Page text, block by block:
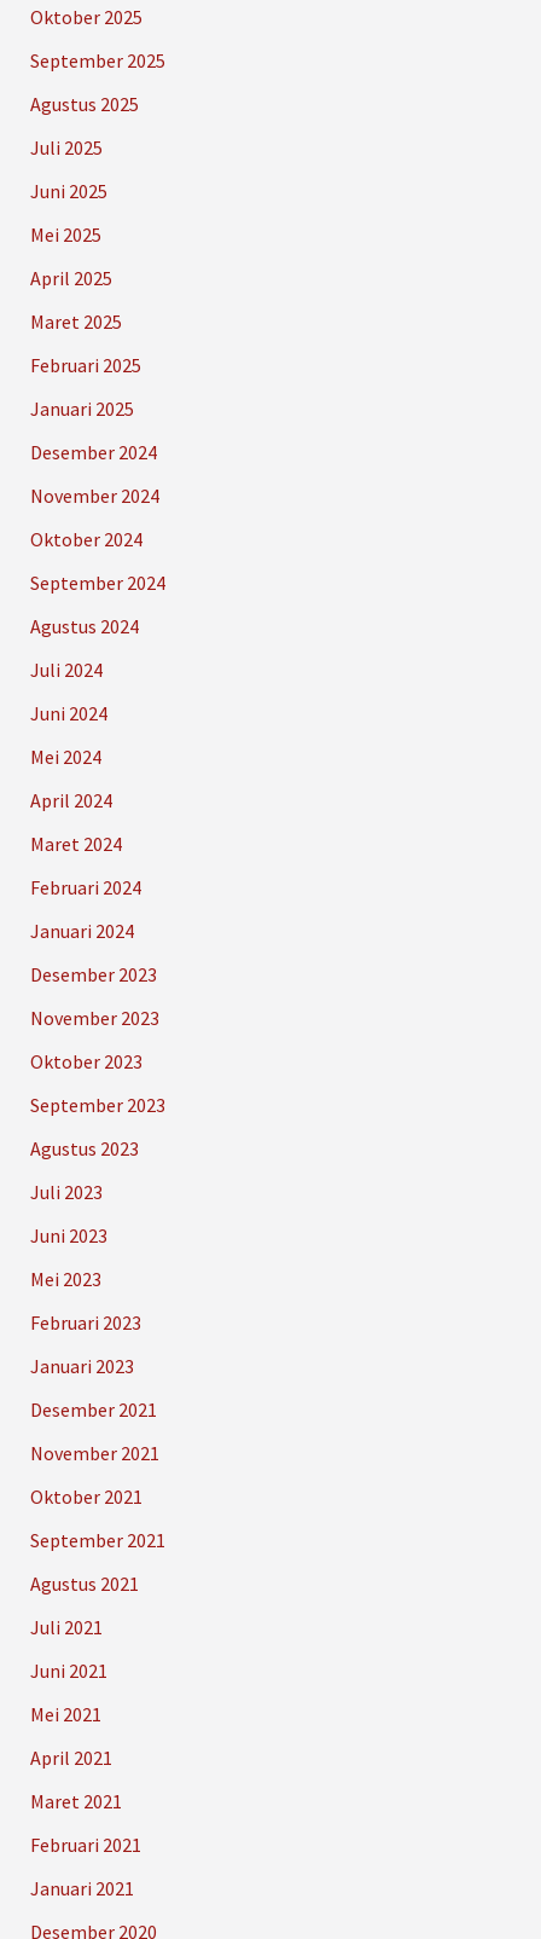
Oktober 2025
September 2025
Agustus 2025
Juli 2025
Juni 2025
Mei 2025
April 2025
Maret 2025
Februari 2025
Januari 2025
Desember 2024
November 2024
Oktober 2024
September 2024
Agustus 2024
Juli 2024
Juni 2024
Mei 2024
April 2024
Maret 2024
Februari 2024
Januari 2024
Desember 2023
November 2023
Oktober 2023
September 2023
Agustus 2023
Juli 2023
Juni 2023
Mei 2023
Februari 2023
Januari 2023
Desember 2021
November 2021
Oktober 2021
September 2021
Agustus 2021
Juli 2021
Juni 2021
Mei 2021
April 2021
Maret 2021
Februari 2021
Januari 2021
Desember 2020